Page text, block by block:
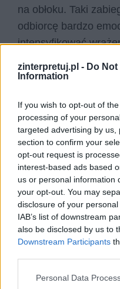
zinterpretuj.pl - Do
Information
If you wish to opt-out of
processing of your
targeted advertising by
section to confirm your
opt-out request is
interest-based ads based
us or personal information
your opt-out. You may
disclosure of your
IAB’s list of downstream
also be disclosed by us to
Downstream Participants
Personal Data
na obłoku. Taki
odbiorcę bardzo
intensyfikować
nadprzyrodzone siły.
Wielu polskich
sięgało po elementy
dziełach. Było to
epoki zaczerpniętą z
że jednym z
tamtego czasu była
do opisu tej sprawy
podnoszono jej
się, że wolność